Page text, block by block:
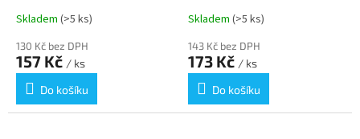
RAPESCO
Skladem (>5 ks)
130 Kč bez DPH
157 Kč / ks
Do košíku
Skladem (>5 ks)
143 Kč bez DPH
173 Kč / ks
Do košíku